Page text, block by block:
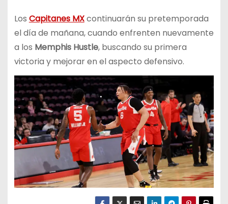
Los Capitanes MXcontinuarán su pretemporada
el día de mañana, cuando enfrenten nuevamente
a los Memphis Hustle, buscando su primera
victoria y mejorar en el aspecto defensivo.